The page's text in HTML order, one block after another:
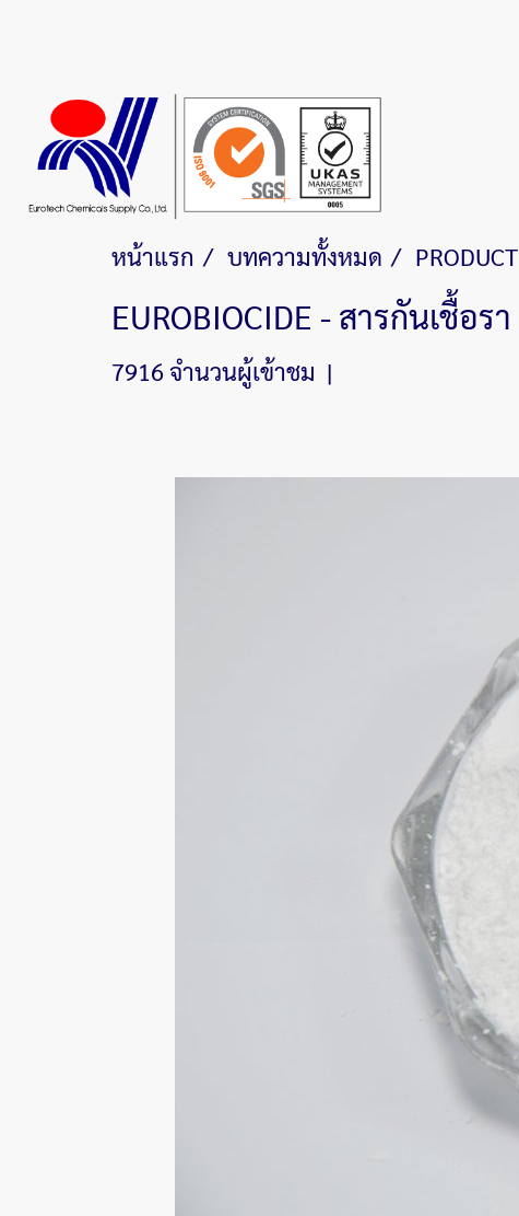
หน้าแรก บทความทั้งหมด PRODUCT
EUROBIOCIDE - สารกันเชื้อรา
7916 จำนวนผู้เข้าชม |